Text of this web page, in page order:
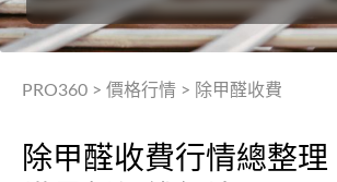
PRO360 > 價格行情 > 除甲醛收費
除甲醛收費行情總整理